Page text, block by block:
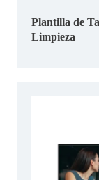
Plantilla de
Limpieza